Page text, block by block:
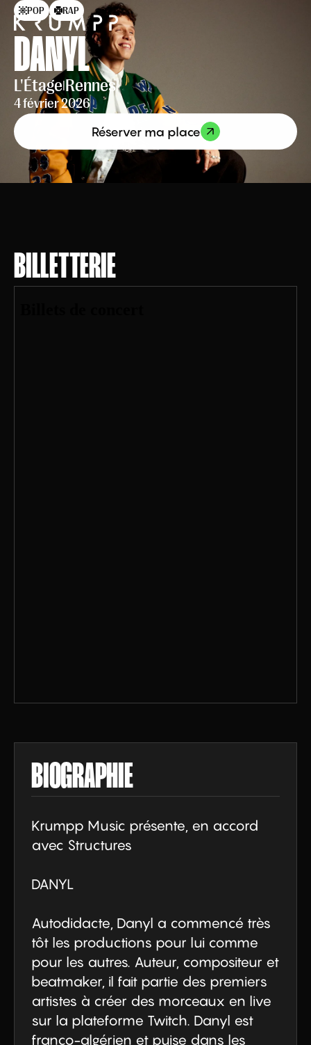
POP RAP
DANYL
L'Étage |Rennes
4 février 2026
Réserver ma place
BIOGRAPHIE
Krumpp Music présente, en accord
avec Structures
DANYL
Autodidacte, Danyl a commencé très
tôt les productions pour lui comme
pour les autres. Auteur, compositeur et
beatmaker, il fait partie des premiers
artistes à créer des morceaux en live
sur la plateforme Twitch. Danyl est
franco-algérien et puise dans les
BILLETTERIE